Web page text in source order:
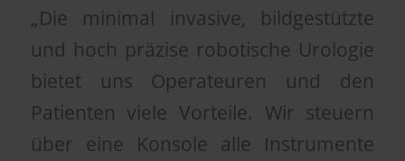
„Die minimal invasive, bildgestützte
und hoch präzise robotische Urologie
bietet uns Operateuren und den
Patienten viele Vorteile. Wir steuern
über eine Konsole alle Instrumente